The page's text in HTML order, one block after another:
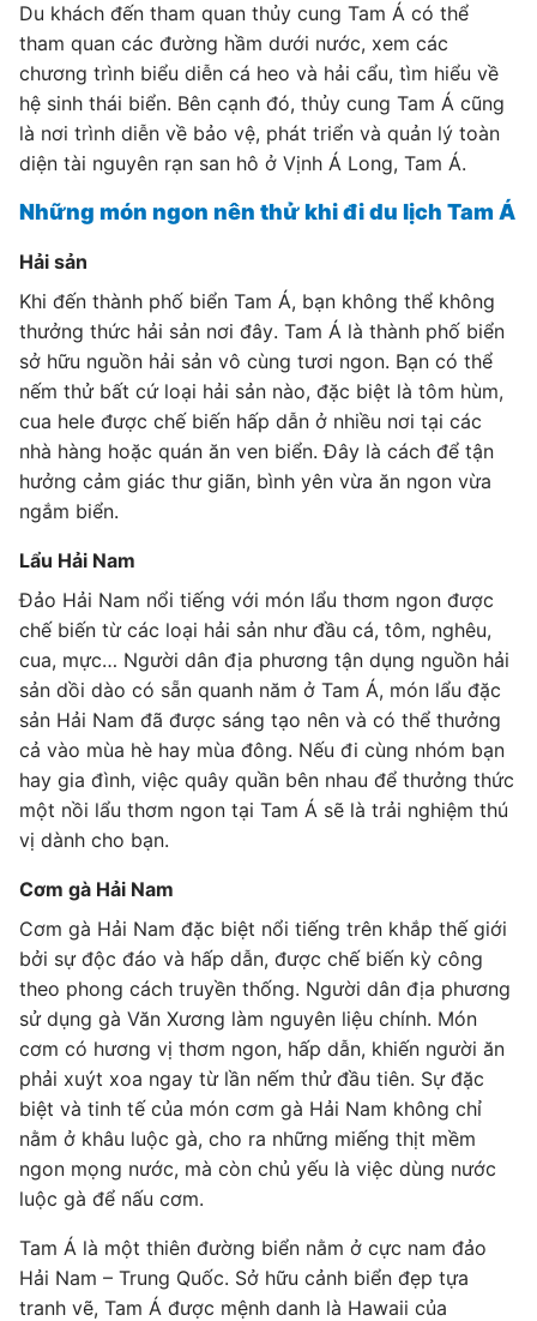
Du khách đến tham quan thủy cung Tam Á có thể
tham quan các đường hầm dưới nước, xem các
chương trình biểu diễn cá heo và hải cẩu, tìm hiểu về
hệ sinh thái biển. Bên cạnh đó, thủy cung Tam Á cũng
là nơi trình diễn về bảo vệ, phát triển và quản lý toàn
diện tài nguyên rạn san hô ở Vịnh Á Long, Tam Á.
Những món ngon nên thử khi đi du lịch Tam Á
Hải sản
Khi đến thành phố biển Tam Á, bạn không thể không
thưởng thức hải sản nơi đây. Tam Á là thành phố biển
sở hữu nguồn hải sản vô cùng tươi ngon. Bạn có thể
nếm thử bất cứ loại hải sản nào, đặc biệt là tôm hùm,
cua hele được chế biến hấp dẫn ở nhiều nơi tại các
nhà hàng hoặc quán ăn ven biển. Đây là cách để tận
hưởng cảm giác thư giãn, bình yên vừa ăn ngon vừa
ngắm biển.
Lẩu Hải Nam
Đảo Hải Nam nổi tiếng với món lẩu thơm ngon được
chế biến từ các loại hải sản như đầu cá, tôm, nghêu,
cua, mực… Người dân địa phương tận dụng nguồn hải
sản dồi dào có sẵn quanh năm ở Tam Á, món lẩu đặc
sản Hải Nam đã được sáng tạo nên và có thể thưởng
cả vào mùa hè hay mùa đông. Nếu đi cùng nhóm bạn
hay gia đình, việc quây quần bên nhau để thưởng thức
một nồi lẩu thơm ngon tại Tam Á sẽ là trải nghiệm thú
vị dành cho bạn.
Cơm gà Hải Nam
Cơm gà Hải Nam đặc biệt nổi tiếng trên khắp thế giới
bởi sự độc đáo và hấp dẫn, được chế biến kỳ công
theo phong cách truyền thống. Người dân địa phương
sử dụng gà Văn Xương làm nguyên liệu chính. Món
cơm có hương vị thơm ngon, hấp dẫn, khiến người ăn
phải xuýt xoa ngay từ lần nếm thử đầu tiên. Sự đặc
biệt và tinh tế của món cơm gà Hải Nam không chỉ
nằm ở khâu luộc gà, cho ra những miếng thịt mềm
ngon mọng nước, mà còn chủ yếu là việc dùng nước
luộc gà để nấu cơm.
Tam Á là một thiên đường biển nằm ở cực nam đảo
Hải Nam – Trung Quốc. Sở hữu cảnh biển đẹp tựa
tranh vẽ, Tam Á được mệnh danh là Hawaii của